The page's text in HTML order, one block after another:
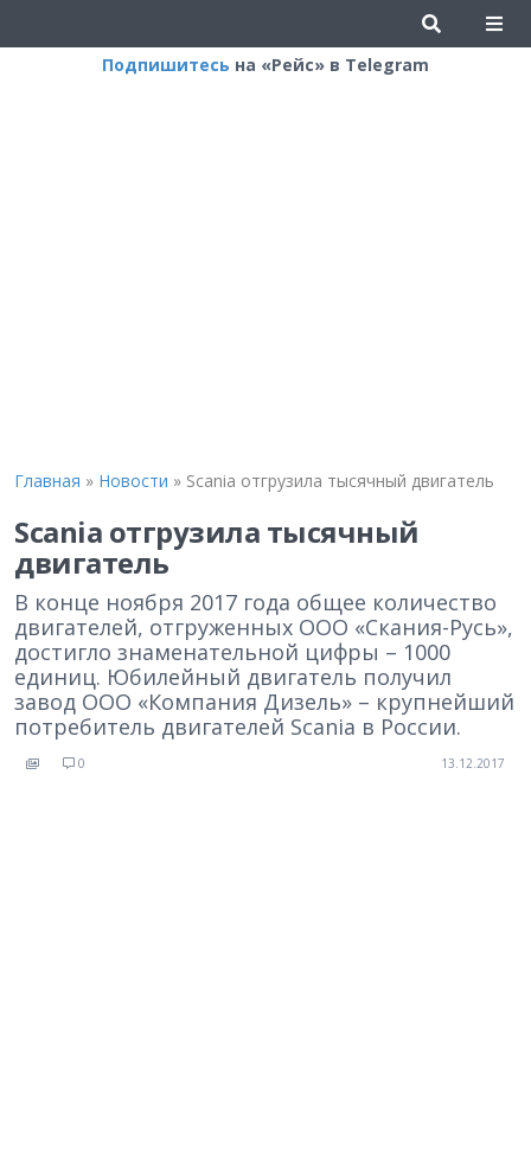
Подпишитесь на «Рейс» в Telegram
Главная » Новости » Scania отгрузила тысячный двигатель
Scania отгрузила тысячный
двигатель
В конце ноября 2017 года общее количество
двигателей, отгруженных ООО «Скания-Русь»,
достигло знаменательной цифры – 1000
единиц. Юбилейный двигатель получил
завод ООО «Компания Дизель» – крупнейший
потребитель двигателей Scania в России.
0 13.12.2017